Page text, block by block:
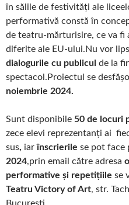
în sălile de festivități ale
performativă constă în
de teatru-mărturisire, ce va
diferite ale EU-ului.Nu vor
dialogurile cu publicul de la
spectacol.Proiectul se
noiembrie 2024.
Sunt disponibile 50 de locuri
zece elevi reprezentanți ai
sus, iarînscrierile se pot face
2024,prin email către adresa
performative și repetițiile se
Teatru Victory of Art, str.